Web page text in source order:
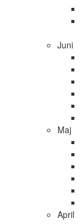
Juni
Maj
April